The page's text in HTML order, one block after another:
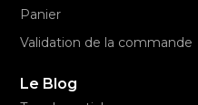
Panier
Validation de la commande
Le Blog